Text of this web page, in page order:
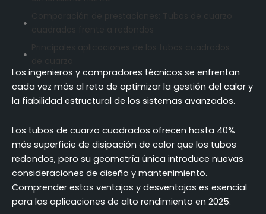
Consideraciones sobre el diseño de conjuntos de
tubos cuadrados
cuadrados de cuarzo
Prácticas recomendadas de instalación y
mantenimiento de tubos cuadrados de cuarzo
Marco de evaluación de proveedores para tubos
cuadrados de cuarzo
Análisis coste-beneficio y adquisición de tubos
Los ingenieros y compradores técnicos se enfrentan
cada vez más al reto de optimizar la gestión del calor y
la fiabilidad estructural de los sistemas avanzados.
Los tubos de cuarzo cuadrados ofrecen hasta 40%
más superficie de disipación de calor que los tubos
redondos, pero su geometría única introduce nuevas
consideraciones de diseño y mantenimiento.
Comprender estas ventajas y desventajas es esencial
para las aplicaciones de alto rendimiento en 2025.